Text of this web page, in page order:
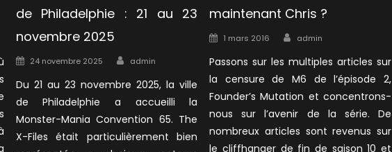
de Philadelphie : 21 au 23
novembre 2025
Posted
24 novembre 2025 Author
admin
Du 21 au 23 novembre 2025, la ville
de Philadelphie a accueilli la
Monster-Mania Convention 65. The
X-Files était particulièrement bien
maintenant Chris ?
Posted
1 mars 2016 Author
admin
Passons sur les multiples articles sur
la censure de M6 de l’épisode 2,
Founder’s Mutation et concentrons-
nous sur l’avenir de la série. De
nombreux articles sont revenus sur
le cliffhanger de fin de saison 10 et